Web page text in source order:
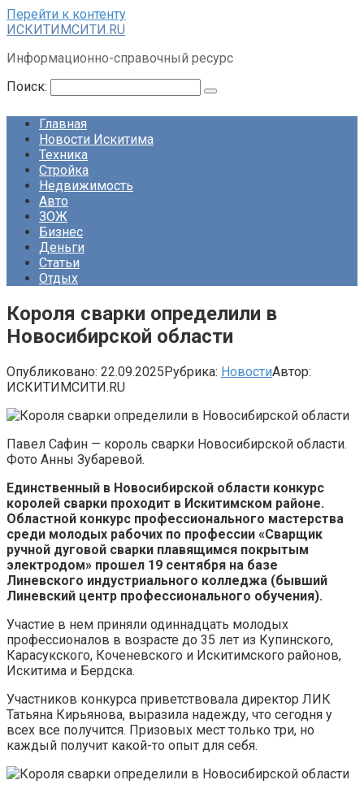
Перейти к контенту
ИСКИТИМСИТИ.RU
Информационно-справочный ресурс
Поиск:
Главная
Новости Искитима
Техника
Стройка
Недвижимость
Авто
ЗОЖ
Бизнес
Деньги
Статьи
Отдых
Короля сварки определили в
Новосибирской области
Опубликовано: 22.09.2025Рубрика: НовостиАвтор:
ИСКИТИМСИТИ.RU
Павел Сафин — король сварки Новосибирской области.
Фото Анны Зубаревой.
Единственный в Новосибирской области конкурс
королей сварки проходит в Искитимском районе.
Областной конкурс профессионального мастерства
среди молодых рабочих по профессии «Сварщик
ручной дуговой сварки плавящимся покрытым
электродом» прошел 19 сентября на базе
Линевского индустриального колледжа (бывший
Линевский центр профессионального обучения).
Участие в нем приняли одиннадцать молодых
профессионалов в возрасте до 35 лет из Купинского,
Карасукского, Коченевского и Искитимского районов,
Искитима и Бердска.
Участников конкурса приветствовала директор ЛИК
Татьяна Кирьянова, выразила надежду, что сегодня у
всех все получится. Призовых мест только три, но
каждый получит какой-то опыт для себя.